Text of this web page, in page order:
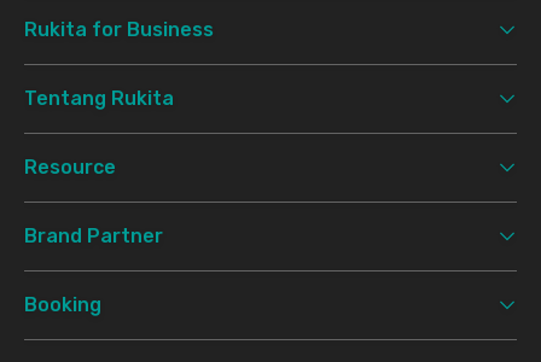
Rukita for Business
Tentang Rukita
Resource
Brand Partner
Booking